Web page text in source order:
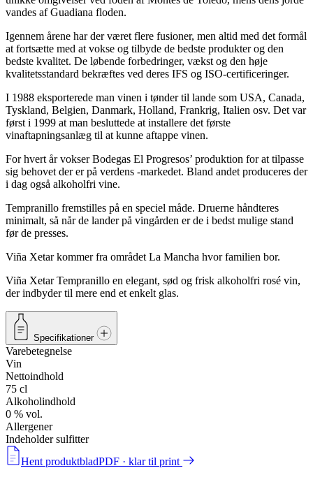
vandes af Guadiana floden.
Igennem årene har der været flere fusioner, men altid med det formål
at fortsætte med at vokse og tilbyde de bedste produkter og den
bedste kvalitet. De løbende forbedringer, vækst og den høje
kvalitetsstandard bekræftes ved deres IFS og ISO-certificeringer.
I 1988 eksporterede man vinen i tønder til lande som USA, Canada,
Tyskland, Belgien, Danmark, Holland, Frankrig, Italien osv. Det var
først i 1999 at man besluttede at installere det første
vinaftapningsanlæg til at kunne aftappe vinen.
For hvert år vokser Bodegas El Progresos’ produktion for at tilpasse
sig behovet der er på verdens -markedet. Bland andet produceres der
i dag også alkoholfri vine.
Tempranillo fremstilles på en speciel måde. Druerne håndteres
minimalt, så når de lander på vingården er de i bedst mulige stand
før de presses.
Viña Xetar kommer fra området La Mancha hvor familien bor.
Viña Xetar Tempranillo en elegant, sød og frisk alkoholfri rosé vin,
der indbyder til mere end et enkelt glas.
Specifikationer
Varebetegnelse
Vin
Nettoindhold
75 cl
Alkoholindhold
0 % vol.
Allergener
Indeholder sulfitter
Hent produktbladPDF · klar til print